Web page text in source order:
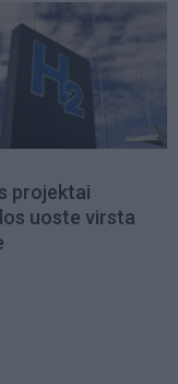
projektai
uoste virsta